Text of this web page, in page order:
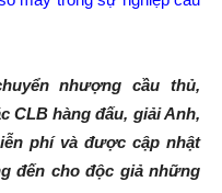
nhượng cầu thủ,
CLB hàng đấu, giải Anh,
phí và được cập nhật
đến cho độc giả những